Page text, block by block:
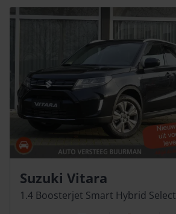
Suzuki Vitara
1.4 Boosterjet Smart Hybrid Select